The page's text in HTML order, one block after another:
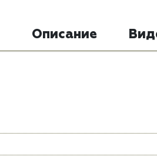
Описание